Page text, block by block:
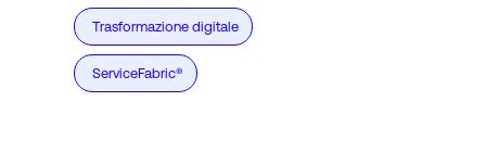
Trasformazione digitale
ServiceFabric®